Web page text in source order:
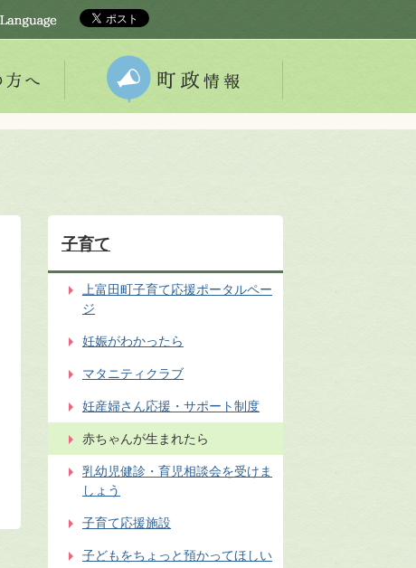
子育て
上富田町子育て応援ポータルペー
ジ
妊娠がわかったら
マタニティクラブ
妊産婦さん応援・サポート制度
赤ちゃんが生まれたら
乳幼児健診・育児相談会を受けま
しょう
子育て応援施設
子どもをちょっと預かってほしい